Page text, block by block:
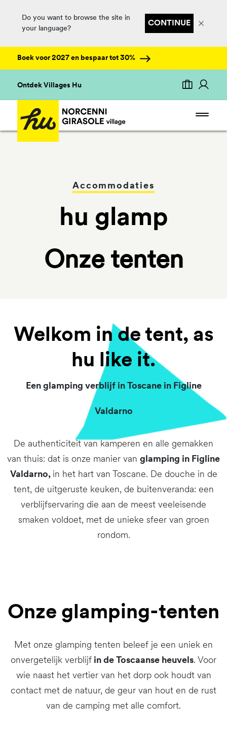
Do you want to browse the site in
your language?
CONTINUE
Boek voor 2027 en bespaar tot 30%
Ontdek Villages Hu
Accommodaties
hu glamp
Onze tenten
Welkom in de tent, as
hu like it.
Een glamping verblijf in Toscane in Figline
Valdarno
De authenticiteit van kamperen en alle gemakken
van thuis: dat is onze manier van glamping in Figline
Valdarno, in het hart van Toscane. De douche in de
tent, de uitgeruste keuken, de buitenveranda: een
verblijfservaring die aan de meest veeleisende
smaken voldoet, met de unieke sfeer van groen
rondom.
Onze glamping-tenten
Met onze glamping tenten beleef je een uniek en
onvergetelijk verblijf in de Toscaanse heuvels. Voor
wie naast het vertier van het dorp ook houdt van
contact met de natuur, de geur van hout en de rust
van de camping met alle comfort.